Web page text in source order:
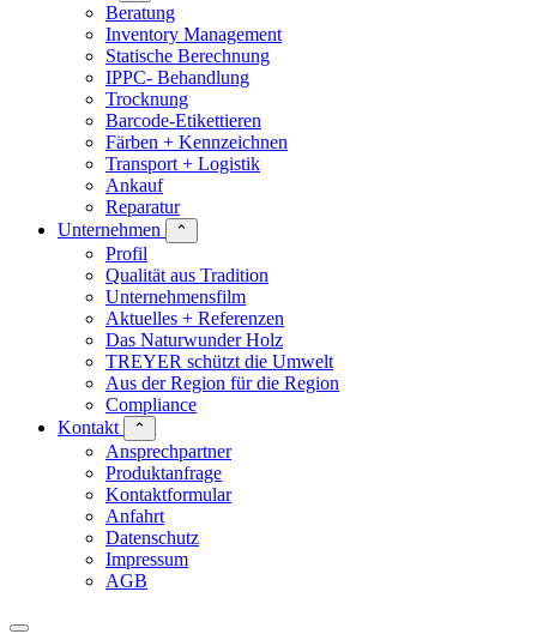
Beratung
Inventory Management
Statische Berechnung
IPPC- Behandlung
Trocknung
Barcode-Etikettieren
Färben + Kennzeichnen
Transport + Logistik
Ankauf
Reparatur
Unternehmen
⌃
Profil
Qualität aus Tradition
Unternehmensfilm
Aktuelles + Referenzen
Das Naturwunder Holz
TREYER schützt die Umwelt
Aus der Region für die Region
Compliance
Kontakt
⌃
Ansprechpartner
Produktanfrage
Kontaktformular
Anfahrt
Datenschutz
Impressum
AGB